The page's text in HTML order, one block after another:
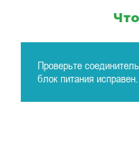
Проверьте
блок питания исправен.